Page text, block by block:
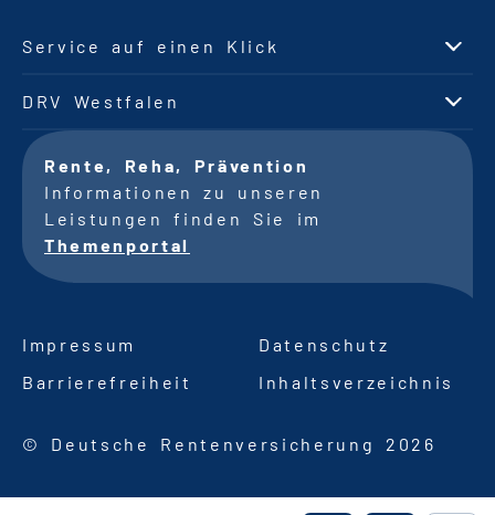
Service auf einen Klick
DRV Westfalen
Rente, Reha, Prävention
Informationen zu unseren
Leistungen finden Sie im
Themenportal
Impressum
Datenschutz
Barrierefreiheit
Inhaltsverzeichnis
© Deutsche Rentenversicherung 2026